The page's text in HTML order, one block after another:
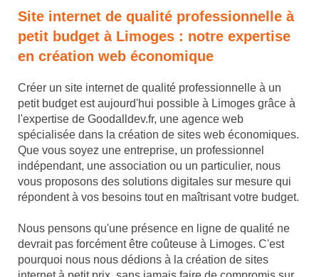
Site internet de qualité professionnelle à
petit budget à Limoges : notre expertise
en création web économique
Créer un site internet de qualité professionnelle à un
petit budget est aujourd'hui possible à Limoges grâce à
l'expertise de Goodalldev.fr, une agence web
spécialisée dans la création de sites web économiques.
Que vous soyez une entreprise, un professionnel
indépendant, une association ou un particulier, nous
vous proposons des solutions digitales sur mesure qui
répondent à vos besoins tout en maîtrisant votre budget.
Nous pensons qu'une présence en ligne de qualité ne
devrait pas forcément être coûteuse à Limoges. C'est
pourquoi nous nous dédions à la création de sites